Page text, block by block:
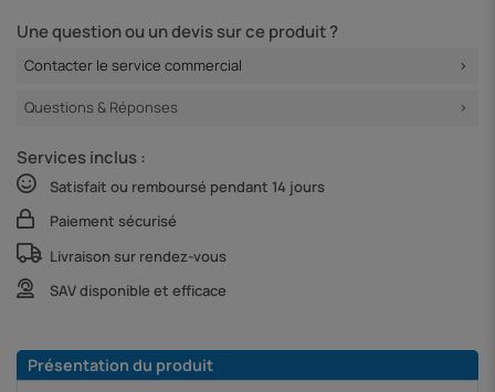
Une question ou un devis sur ce produit ?
Contacter le service commercial
Questions & Réponses
Services inclus :
Satisfait ou remboursé pendant 14 jours
Paiement sécurisé
Livraison sur rendez-vous
SAV disponible et efficace
Présentation du produit